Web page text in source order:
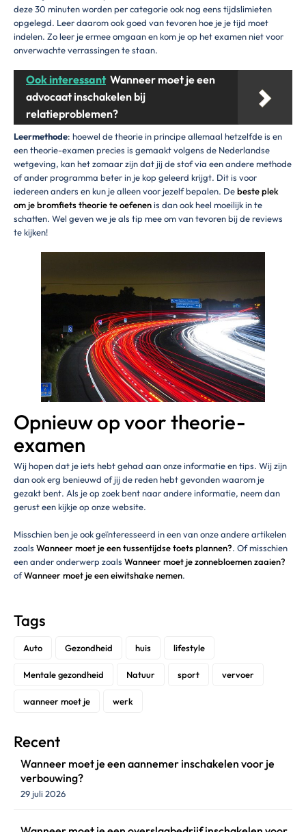
deze 30 minuten worden per categorie ook nog eens tijdslimieten
opgelegd. Leer daarom ook goed van tevoren hoe je je tijd moet
indelen. Zo leer je ermee omgaan en kom je op het examen niet voor
onverwachte verrassingen te staan.
Ook interessant Wanneer moet je een
advocaat inschakelen bij
relatieproblemen?
Leermethode: hoewel de theorie in principe allemaal hetzelfde is en
een theorie-examen precies is gemaakt volgens de Nederlandse
wetgeving, kan het zomaar zijn dat jij de stof via een andere methode
of ander programma beter in je kop geleerd krijgt. Dit is voor
iedereen anders en kun je alleen voor jezelf bepalen. Debeste plek
om je bromfiets theorie te oefenenis dan ook heel moeilijk in te
schatten. Wel geven we je als tip mee om van tevoren bij de reviews
te kijken!
Opnieuw op voor theorie-
examen
Wij hopen dat je iets hebt gehad aan onze informatie en tips. Wij zijn
dan ook erg benieuwd of jij de reden hebt gevonden waarom je
gezakt bent. Als je op zoek bent naar andere informatie, neem dan
gerust een kijkje op onze website.
Misschien ben je ook geïnteresseerd in een van onze andere artikelen
zoals Wanneer moet je een tussentijdse toets plannen?. Of misschien
een ander onderwerp zoals Wanneer moet je zonnebloemen zaaien?
ofWanneer moet je een eiwitshake nemen.
Tags
Auto Gezondheid huis lifestyle
Mentale gezondheid Natuur sport vervoer
wanneer moet je werk
Recent
Wanneer moet je een aannemer inschakelen voor je
verbouwing?
29 juli 2026